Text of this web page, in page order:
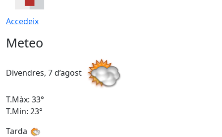
Accedeix
Meteo
Divendres, 7 d’agost
T.Màx: 33°
T.Min: 23°
Tarda